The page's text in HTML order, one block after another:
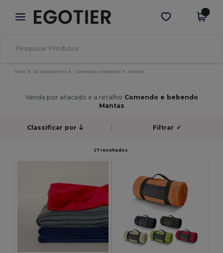
× App Egotier
Melhores preços na app!
Obter app
Início Brindes promo Comendo e bebendo Mantas
Venda por atacado e a retalho Comendo e bebendo
Mantas
Classificar por Filtrar ✓
27 resultados.